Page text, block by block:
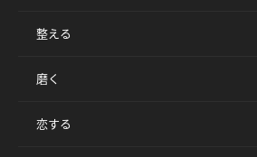
整える
磨く
恋する